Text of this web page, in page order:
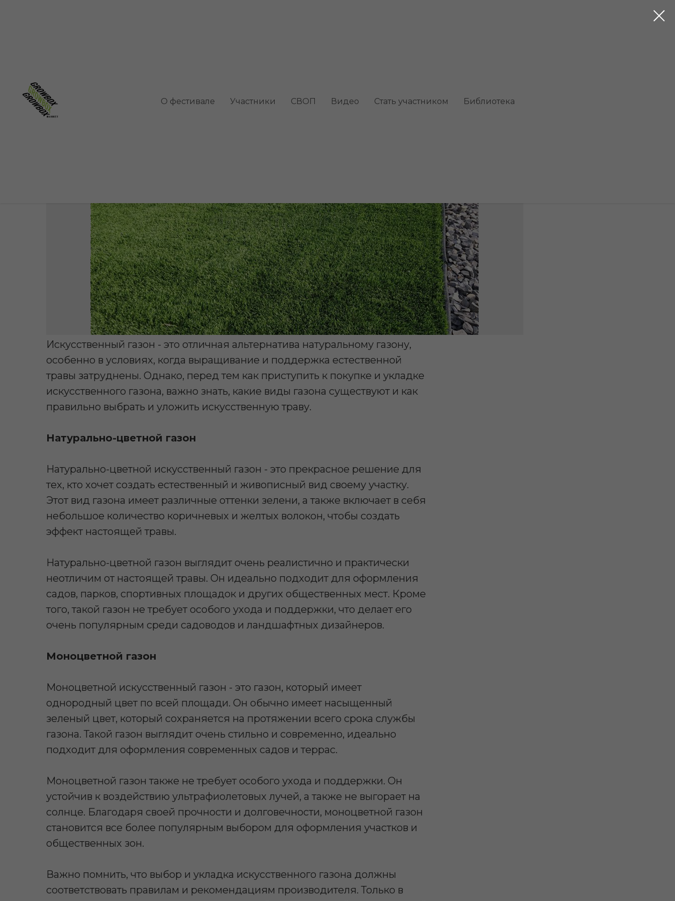
О фестивале Участники СВОП Видео Стать участником Библиотека
Искусственный газон - это отличная альтернатива натуральному газону,
особенно в условиях, когда выращивание и поддержка естественной
травы затруднены. Однако, перед тем как приступить к покупке и укладке
искусственного газона, важно знать, какие виды газона существуют и как
правильно выбрать и уложить искусственную траву.
Натурально-цветной газон
Натурально-цветной искусственный газон - это прекрасное решение для
тех, кто хочет создать естественный и живописный вид своему участку.
Этот вид газона имеет различные оттенки зелени, а также включает в себя
небольшое количество коричневых и желтых волокон, чтобы создать
эффект настоящей травы.
Натурально-цветной газон выглядит очень реалистично и практически
неотличим от настоящей травы. Он идеально подходит для оформления
садов, парков, спортивных площадок и других общественных мест. Кроме
того, такой газон не требует особого ухода и поддержки, что делает его
очень популярным среди садоводов и ландшафтных дизайнеров.
Моноцветной газон
Моноцветной искусственный газон - это газон, который имеет
однородный цвет по всей площади. Он обычно имеет насыщенный
зеленый цвет, который сохраняется на протяжении всего срока службы
газона. Такой газон выглядит очень стильно и современно, идеально
подходит для оформления современных садов и террас.
Моноцветной газон также не требует особого ухода и поддержки. Он
устойчив к воздействию ультрафиолетовых лучей, а также не выгорает на
солнце. Благодаря своей прочности и долговечности, моноцветной газон
становится все более популярным выбором для оформления участков и
общественных зон.
Важно помнить, что выбор и укладка искусственного газона должны
соответствовать правилам и рекомендациям производителя. Только в